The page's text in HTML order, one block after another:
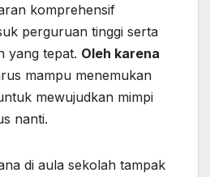
komprehensif
perguruan tinggi serta
yang tepat. Oleh karena
mampu menemukan
mewujudkan mimpi
nanti.
di aula sekolah tampak